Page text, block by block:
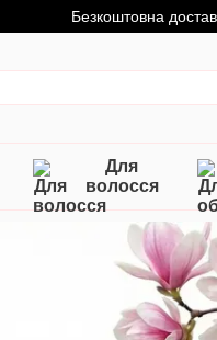
Безкоштовна
Для
волосся